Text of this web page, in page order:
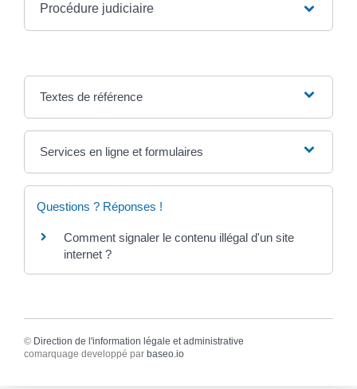
Procédure judiciaire
Textes de référence
Services en ligne et formulaires
Questions ? Réponses !
Comment signaler le contenu illégal d'un site
internet ?
© Direction de l'information légale et administrative
comarquage developpé par baseo.io